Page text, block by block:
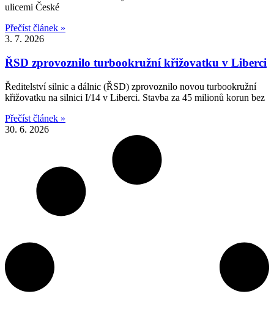
ulicemi České
Přečíst článek »
3. 7. 2026
ŘSD zprovoznilo turbookružní křižovatku v Liberci
Ředitelství silnic a dálnic (ŘSD) zprovoznilo novou turbookružní
křižovatku na silnici I/14 v Liberci. Stavba za 45 milionů korun bez
Přečíst článek »
30. 6. 2026